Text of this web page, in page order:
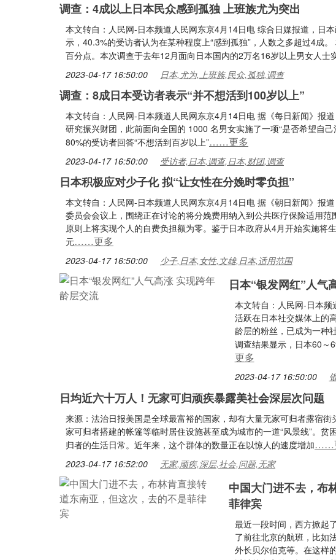
调查：4成以上日本民众感到孤独 上班族尤为突出
本文转自：人民网-日本频道人民网东京4月14日电 综合日媒报道，日
示，40.3%的受访者认为在某种程度上“感到孤独”，人数之多超过4成
百分点。本次调查于去年12月面向日本国内的2万名16岁以上男女人士
2023-04-17 16:50:00 日本,尤为,上班族,民众,孤独,调查
调查：8成日本受访者表示“并不想活到100岁以上”
本文转自：人民网-日本频道人民网东京4月14日电 据《每日新闻》报
研究振兴财团，此前面向全国的 1000 名男女实施了一项“是否希望自
80%的受访者回答“不想活到百岁以上”……更多
2023-04-17 16:50:00 受访者,日本,调查,日本,财团,调查
日本积极应对少子化 拟“让女性在分娩时零负担”
本文转自：人民网-日本频道人民网东京4月14日电 据《朝日新闻》报
委员会会议上，围绕正在讨论的将分娩费用纳入到公共医疗保险适用
原则上将实现个人的自费负担额为零。鉴于日本政府从4月开始实施将
元……更多
2023-04-17 16:50:00 少子,日本,女性,文雄,日本,适用范围
日本“银发网红”人气
本文转自：人民网-日本
活跃在日本社交媒体上的
龄层的粉丝，已成为一种
调查结果显示，日本60～
更多
2023-04-17 16:50:00
日均近六十万人！无家可归顽疾暴露美社会深层次问题
来源：法治日报美国是全球最富裕的国家，却有大量无家可归者露宿
家可归者搭建的帐篷等临时居住设施甚至成为城市的一道“风景线”。
归者的生活日常。近年来，这个群体的数量正在以惊人的速度增加……
2023-04-17 16:52:00 无家,顽疾,深层,社会,问题,无家
中国大门进不去，布
菲律宾
最近一段时间，西方掀起
了前往北京的航班，比如
外长贝尔伯克等。在这样